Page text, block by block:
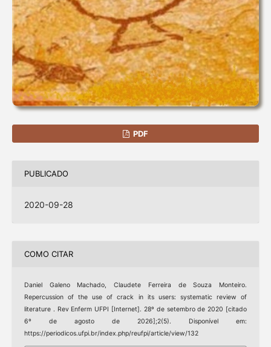
PDF
PUBLICADO
2020-09-28
COMO CITAR
Daniel Galeno Machado, Claudete Ferreira de Souza Monteiro.
Repercussion of the use of crack in its users: systematic review of
literature . Rev Enferm UFPI [Internet]. 28º de setembro de 2020 [citado
6º de agosto de 2026];2(5). Disponível em:
https://periodicos.ufpi.br/index.php/reufpi/article/view/132